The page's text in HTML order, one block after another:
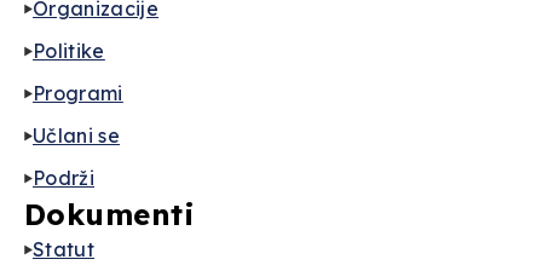
Organizacije
Politike
Programi
Učlani se
Podrži
Dokumenti
Statut